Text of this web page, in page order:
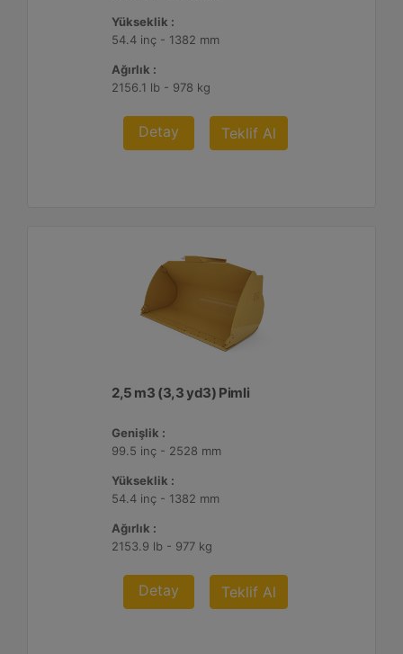
Yükseklik :
54.4 inç - 1382 mm
Ağırlık :
2156.1 lb - 978 kg
Detay Teklif Al
2,5 m3 (3,3 yd3) Pimli
Genişlik :
99.5 inç - 2528 mm
Yükseklik :
54.4 inç - 1382 mm
Ağırlık :
2153.9 lb - 977 kg
Detay Teklif Al